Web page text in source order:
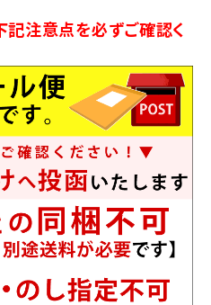
記注意点を必ずご確認く